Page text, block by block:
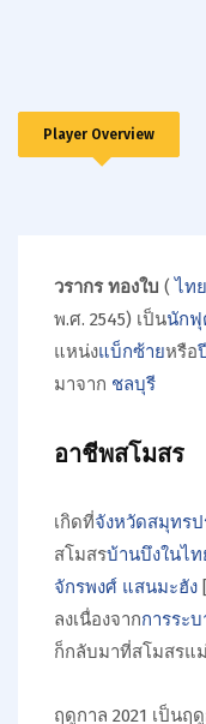
Player Overview
วรากร ทองใบ (ไทย
พ.ศ. 2545) เป็นนักฟุ
แหน่งแบ็กซ้ายหรือ
มาจาก ชลบุรี
อาชีพสโมสร
เกิดที่จังหวัดสมุทรป
สโมสรบ้านบึงในไท
จักรพงศ์ แสนมะฮัง [
ลงเนื่องจากการระ
ก็กลับมาที่สโมสรแม่
ฤดูกาล 2021 เป็น